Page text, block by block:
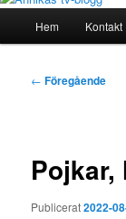
Hem Kontakt
Inläggsnavigering
← Föregående
Pojkar,
Publicerat2022-